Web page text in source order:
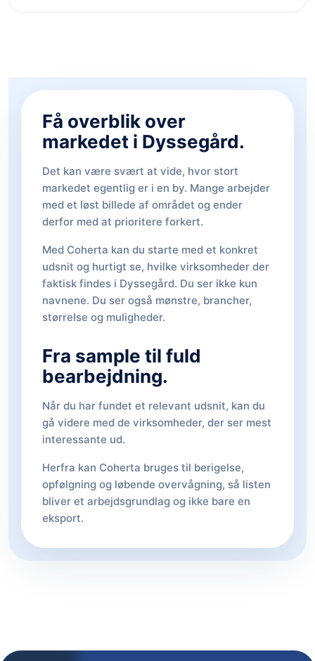
Få overblik over
markedet i Dyssegård.
Det kan være svært at vide, hvor stort
markedet egentlig er i en by. Mange arbejder
med et løst billede af området og ender
derfor med at prioritere forkert.
Med Coherta kan du starte med et konkret
udsnit og hurtigt se, hvilke virksomheder der
faktisk findes i Dyssegård. Du ser ikke kun
navnene. Du ser også mønstre, brancher,
størrelse og muligheder.
Fra sample til fuld
bearbejdning.
Når du har fundet et relevant udsnit, kan du
gå videre med de virksomheder, der ser mest
interessante ud.
Herfra kan Coherta bruges til berigelse,
opfølgning og løbende overvågning, så listen
bliver et arbejdsgrundlag og ikke bare en
eksport.